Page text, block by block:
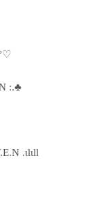
:.♣
.ιlιll